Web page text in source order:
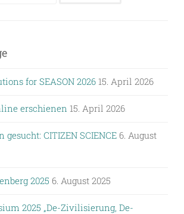
for SEASON 2026 15. April 2026
erschienen 15. April 2026
CITIZEN SCIENCE 6. August
2025 6. August 2025
2025 „De-Zivilisierung, De-